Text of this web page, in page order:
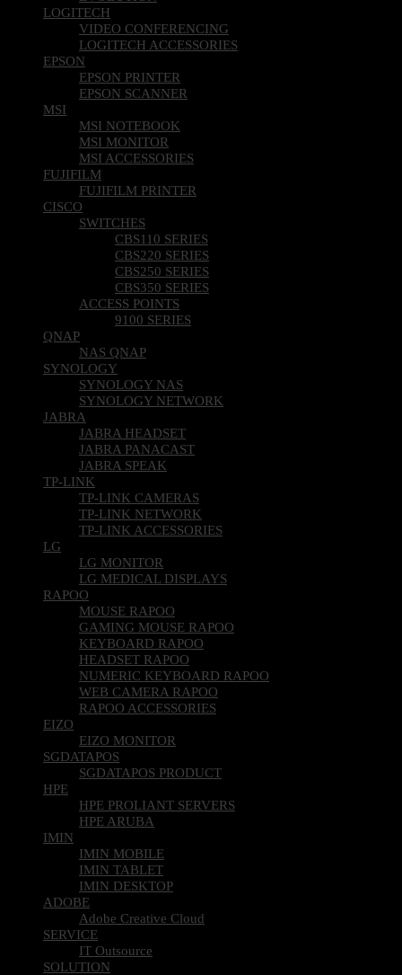
LOGITECH
VIDEO CONFERENCING
LOGITECH ACCESSORIES
EPSON
EPSON PRINTER
EPSON SCANNER
MSI
MSI NOTEBOOK
MSI MONITOR
MSI ACCESSORIES
FUJIFILM
FUJIFILM PRINTER
CISCO
SWITCHES
CBS110 SERIES
CBS220 SERIES
CBS250 SERIES
CBS350 SERIES
ACCESS POINTS
9100 SERIES
QNAP
NAS QNAP
SYNOLOGY
SYNOLOGY NAS
SYNOLOGY NETWORK
JABRA
JABRA HEADSET
JABRA PANACAST
JABRA SPEAK
TP-LINK
TP-LINK CAMERAS
TP-LINK NETWORK
TP-LINK ACCESSORIES
LG
LG MONITOR
LG MEDICAL DISPLAYS
RAPOO
MOUSE RAPOO
GAMING MOUSE RAPOO
KEYBOARD RAPOO
HEADSET RAPOO
NUMERIC KEYBOARD RAPOO
WEB CAMERA RAPOO
RAPOO ACCESSORIES
EIZO
EIZO MONITOR
SGDATAPOS
SGDATAPOS PRODUCT
HPE
HPE PROLIANT SERVERS
HPE ARUBA
IMIN
IMIN MOBILE
IMIN TABLET
IMIN DESKTOP
ADOBE
Adobe Creative Cloud
SERVICE
IT Outsource
SOLUTION